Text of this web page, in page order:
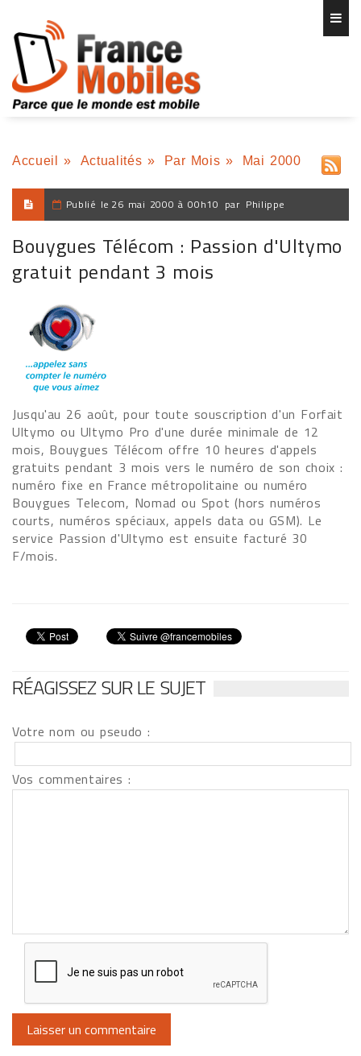
Accueil » Actualités » Par Mois » Mai 2000
Publié le 26 mai 2000 à 00h10 par Philippe
Bouygues Télécom : Passion d'Ultymo
gratuit pendant 3 mois
Jusqu'au 26 août, pour toute souscription d'un Forfait
Ultymo ou Ultymo Pro d'une durée minimale de 12
mois, Bouygues Télécom offre 10 heures d'appels
gratuits pendant 3 mois vers le numéro de son choix :
numéro fixe en France métropolitaine ou numéro
Bouygues Telecom, Nomad ou Spot (hors numéros
courts, numéros spéciaux, appels data ou GSM). Le
service Passion d'Ultymo est ensuite facturé 30
F/mois.
RÉAGISSEZ SUR LE SUJET
Votre nom ou pseudo :
Vos commentaires :